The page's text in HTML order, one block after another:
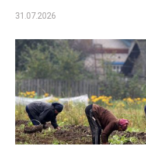
31.07.2026